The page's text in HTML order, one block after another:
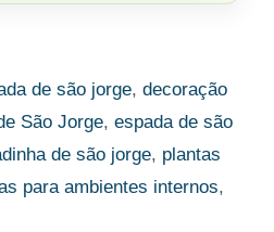
de são jorge,decoração
São Jorge, espada de são
de são jorge, plantas
para ambientes internos,